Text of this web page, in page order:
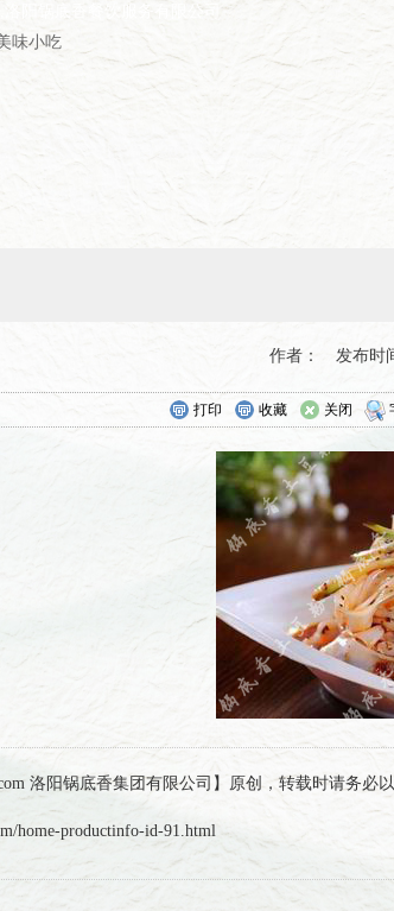
阳锅底香餐饮服务有限公司
味小吃
作者： 发布时
打印 收藏 关闭
洛阳锅底香集团有限公司】原创，转载时请务必
home-productinfo-id-91.html